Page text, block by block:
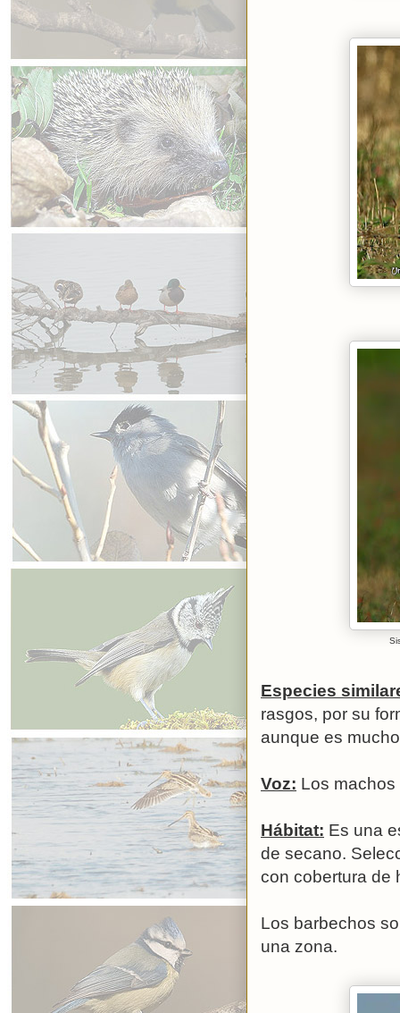
Especies
rasgos, por su
aunque es
Voz: Los
Hábitat: Es una
de secano.
con cobertura de
Los barbechos
una zona.